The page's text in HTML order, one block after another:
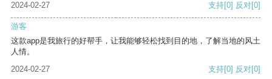
2024-02-27
支持[0] 反对[0]
游客
这款app是我旅行的好帮手，让我能够轻松找到目的地，了解当地的风土
人情。
2024-02-27
支持[0] 反对[0]